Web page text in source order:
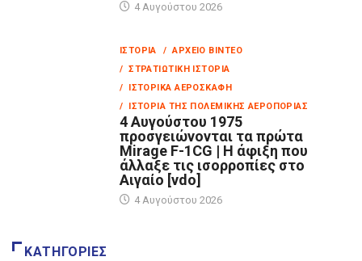
4 Αυγούστου 2026
ΙΣΤΟΡΊΑ
/ ΑΡΧΕΊΟ ΒΊΝΤΕΟ
/ ΣΤΡΑΤΙΩΤΙΚΉ ΙΣΤΟΡΊΑ
/ ΙΣΤΟΡΙΚΆ ΑΕΡΟΣΚΆΦΗ
/ ΙΣΤΟΡΊΑ ΤΗΣ ΠΟΛΕΜΙΚΉΣ ΑΕΡΟΠΟΡΊΑΣ
4 Αυγούστου 1975
προσγειώνονται τα πρώτα
Mirage F-1CG | Η άφιξη που
άλλαξε τις ισορροπίες στο
Αιγαίο [vdo]
4 Αυγούστου 2026
ΚΑΤΗΓΟΡΊΕΣ